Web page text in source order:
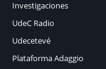
Investigaciones
UdeC Radio
Udecetevé
Plataforma Adaggio